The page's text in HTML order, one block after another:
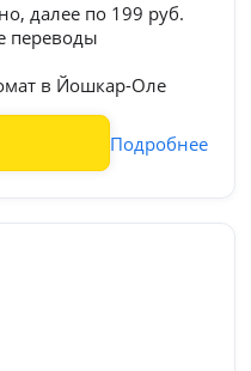
далее по 199 руб.
переводы
в Йошкар-Оле
Подробнее